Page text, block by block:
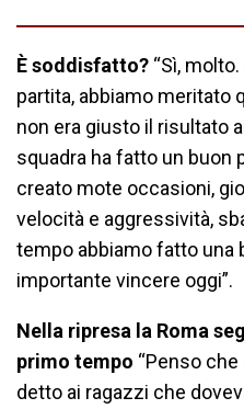
È soddisfatto? “Sì,
partita, abbiamo meritato
non era giusto il risultato
squadra ha fatto un buon
creato mote occasioni,
velocità e aggressività,
tempo abbiamo fatto una
importante vincere oggi”.
Nella ripresa la Roma
primo tempo “Penso
detto ai ragazzi che